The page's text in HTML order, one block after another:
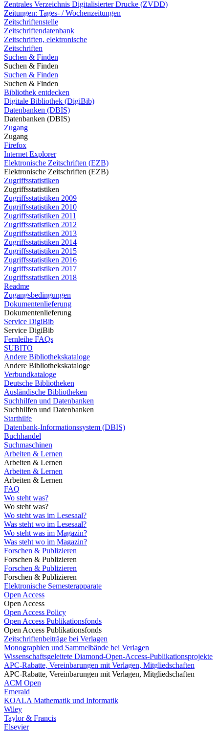
Zentrales Verzeichnis Digitalisierter Drucke (ZVDD)
Zeitungen: Tages- / Wochenzeitungen
Zeitschriftenstelle
Zeitschriftendatenbank
Zeitschriften, elektronische
Zeitschriften
Suchen & Finden
Suchen & Finden
Suchen & Finden
Suchen & Finden
Bibliothek entdecken
Digitale Bibliothek (DigiBib)
Datenbanken (DBIS)
Datenbanken (DBIS)
Zugang
Zugang
Firefox
Internet Explorer
Elektronische Zeitschriften (EZB)
Elektronische Zeitschriften (EZB)
Zugriffsstatistiken
Zugriffsstatistiken
Zugriffsstatistiken 2009
Zugriffsstatistiken 2010
Zugriffsstatistiken 2011
Zugriffsstatistiken 2012
Zugriffsstatistiken 2013
Zugriffsstatistiken 2014
Zugriffsstatistiken 2015
Zugriffsstatistiken 2016
Zugriffsstatistiken 2017
Zugriffsstatistiken 2018
Readme
Zugangsbedingungen
Dokumentenlieferung
Dokumentenlieferung
Service DigiBib
Service DigiBib
Fernleihe FAQs
SUBITO
Andere Bibliothekskataloge
Andere Bibliothekskataloge
Verbundkataloge
Deutsche Bibliotheken
Ausländische Bibliotheken
Suchhilfen und Datenbanken
Suchhilfen und Datenbanken
Starthilfe
Datenbank-Informationssystem (DBIS)
Buchhandel
Suchmaschinen
Arbeiten & Lernen
Arbeiten & Lernen
Arbeiten & Lernen
Arbeiten & Lernen
FAQ
Wo steht was?
Wo steht was?
Wo steht was im Lesesaal?
Was steht wo im Lesesaal?
Wo steht was im Magazin?
Was steht wo im Magazin?
Forschen & Publizieren
Forschen & Publizieren
Forschen & Publizieren
Forschen & Publizieren
Elektronische Semesterapparate
Open Access
Open Access
Open Access Policy
Open Access Publikationsfonds
Open Access Publikationsfonds
Zeitschriftenbeiträge bei Verlagen
Monographien und Sammelbände bei Verlagen
Wissenschaftsgeleitete Diamond-Open-Access-Publikationsprojekte
APC-Rabatte, Vereinbarungen mit Verlagen, Mitgliedschaften
APC-Rabatte, Vereinbarungen mit Verlagen, Mitgliedschaften
ACM Open
Emerald
KOALA Mathematik und Informatik
Wiley
Taylor & Francis
Elsevier